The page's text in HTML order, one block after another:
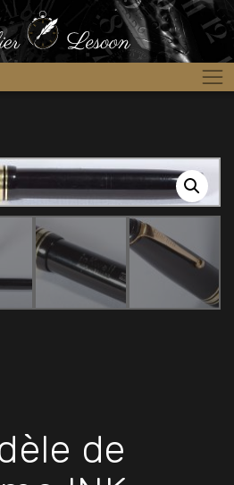
» Gros modèle de stylo plume INK WELL
» 1940’s
de